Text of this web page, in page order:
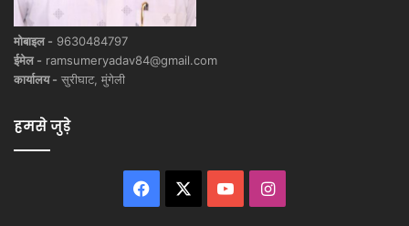
मोबाइल - 9630484797
ईमेल - ramsumeryadav84@gmail.com
कार्यालय - सुरीघाट, मुंगेली
हमसे जुड़े
Facebook YouTubeInstagram